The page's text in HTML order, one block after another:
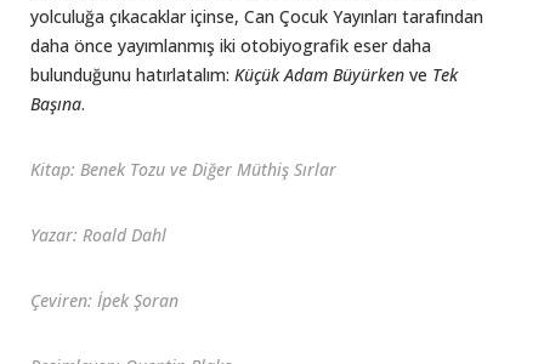
yolculuğa çıkacaklar içinse, Can Çocuk Yayınları tarafından
daha önce yayımlanmış iki otobiyografik eser daha
bulunduğunu hatırlatalım: Küçük Adam Büyürken ve Tek
Başına.
Kitap: Benek Tozu ve Diğer Müthiş Sırlar
Yazar: Roald Dahl
Çeviren: İpek Şoran